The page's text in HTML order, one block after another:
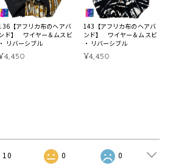
【アフリカ布のヘアバ
ド】 ワイヤー＆ムスビ
・ リバーシブル
143【アフリカ布のヘアバ
ンド】 ワイヤー＆ムスビ
・ リバーシブル
¥4,450
10 0 0